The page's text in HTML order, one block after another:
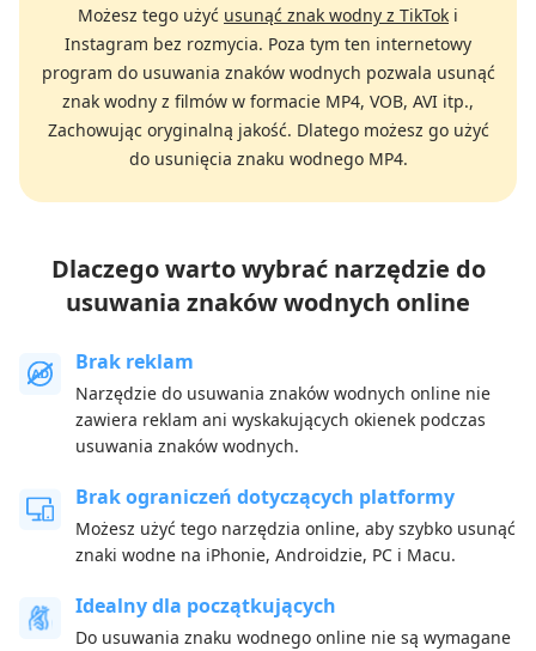
Możesz tego użyć usunąć znak wodny z TikTok i
Instagram bez rozmycia. Poza tym ten internetowy
program do usuwania znaków wodnych pozwala usunąć
znak wodny z filmów w formacie MP4, VOB, AVI itp.,
Zachowując oryginalną jakość. Dlatego możesz go użyć
do usunięcia znaku wodnego MP4.
Dlaczego warto wybrać narzędzie do
usuwania znaków wodnych online
Brak reklam
Narzędzie do usuwania znaków wodnych online nie
zawiera reklam ani wyskakujących okienek podczas
usuwania znaków wodnych.
Brak ograniczeń dotyczących platformy
Możesz użyć tego narzędzia online, aby szybko usunąć
znaki wodne na iPhonie, Androidzie, PC i Macu.
Idealny dla początkujących
Do usuwania znaku wodnego online nie są wymagane